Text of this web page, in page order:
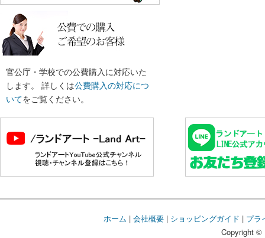
官公庁・学校での公費購入に対応いた
します。 詳しくは公費購入の対応につ
いてをご覧ください。
ホーム | 会社概要| ショッピングガイド | プラ
Copyright ©